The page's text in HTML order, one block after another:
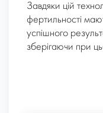
Завдяки цій
фертильності
успішного
зберігаючи при